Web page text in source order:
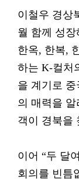
이철우 경상
월 함께 성장
한옥, 한복,
하는 K-컬처
을 계기로
의 매력을
객이 경북을
이어 “두 달
회의를 빈틈